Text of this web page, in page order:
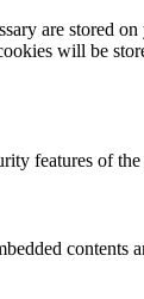
are stored
will be
features of
contents